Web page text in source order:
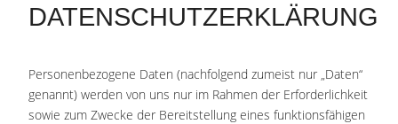
DATENSCHUTZERKLÄRUNG
Personenbezogene Daten (nachfolgend zumeist nur „Daten“
genannt) werden von uns nur im Rahmen der Erforderlichkeit
sowie zum Zwecke der Bereitstellung eines funktionsfähigen